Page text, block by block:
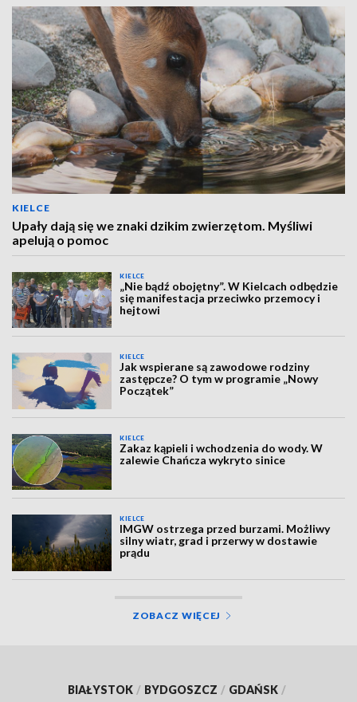
KIELCE
Upały dają się we znaki dzikim zwierzętom. Myśliwi
apelują o pomoc
KIELCE
„Nie bądź obojętny”. W Kielcach odbędzie
się manifestacja przeciwko przemocy i
hejtowi
KIELCE
Jak wspierane są zawodowe rodziny
zastępcze? O tym w programie „Nowy
Początek”
KIELCE
Zakaz kąpieli i wchodzenia do wody. W
zalewie Chańcza wykryto sinice
KIELCE
IMGW ostrzega przed burzami. Możliwy
silny wiatr, grad i przerwy w dostawie
prądu
ZOBACZ WIĘCEJ
BIAŁYSTOK / BYDGOSZCZ / GDAŃSK /